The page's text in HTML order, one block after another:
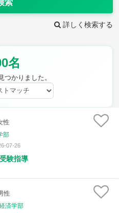
索
詳しく検索する
名
つかりました。
性
部
07-26
験指導
性
済学部
理科
画工作 書写